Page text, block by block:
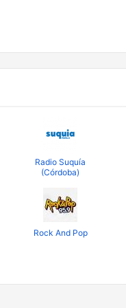
Radio Suquía
(Córdoba)
Rock And Pop